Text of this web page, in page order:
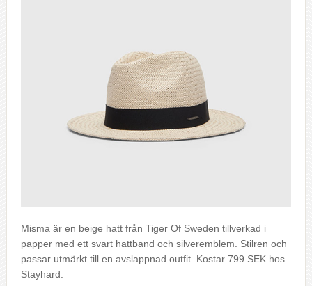
Misma är en beige hatt från Tiger Of Sweden tillverkad i
papper med ett svart hattband och silveremblem. Stilren och
passar utmärkt till en avslappnad outfit. Kostar 799 SEK hos
Stayhard.